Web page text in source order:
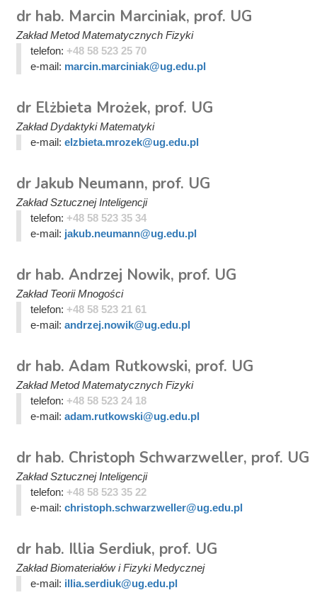
dr hab. Marcin Marciniak, prof. UG
Zakład Metod Matematycznych Fizyki
telefon: +48 58 523 25 70
e-mail: marcin.marciniak@ug.edu.pl
dr Elżbieta Mrożek, prof. UG
Zakład Dydaktyki Matematyki
e-mail: elzbieta.mrozek@ug.edu.pl
dr Jakub Neumann, prof. UG
Zakład Sztucznej Inteligencji
telefon: +48 58 523 35 34
e-mail: jakub.neumann@ug.edu.pl
dr hab. Andrzej Nowik, prof. UG
Zakład Teorii Mnogości
telefon: +48 58 523 21 61
e-mail: andrzej.nowik@ug.edu.pl
dr hab. Adam Rutkowski, prof. UG
Zakład Metod Matematycznych Fizyki
telefon: +48 58 523 24 18
e-mail: adam.rutkowski@ug.edu.pl
dr hab. Christoph Schwarzweller, prof. UG
Zakład Sztucznej Inteligencji
telefon: +48 58 523 35 22
e-mail: christoph.schwarzweller@ug.edu.pl
dr hab. Illia Serdiuk, prof. UG
Zakład Biomateriałów i Fizyki Medycznej
e-mail: illia.serdiuk@ug.edu.pl